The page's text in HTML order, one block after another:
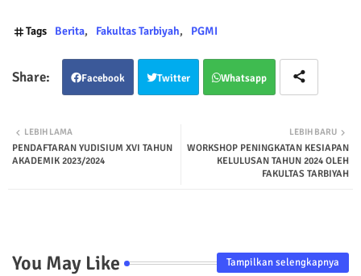
Tags Berita Fakultas Tarbiyah PGMI
Facebook Twitter Whatsapp
LEBIH BARU
WORKSHOP PENINGKATAN KESIAPAN
KELULUSAN TAHUN 2024 OLEH
FAKULTAS TARBIYAH
LEBIH LAMA
PENDAFTARAN YUDISIUM XVI TAHUN
AKADEMIK 2023/2024
You May Like Tampilkan selengkapnya